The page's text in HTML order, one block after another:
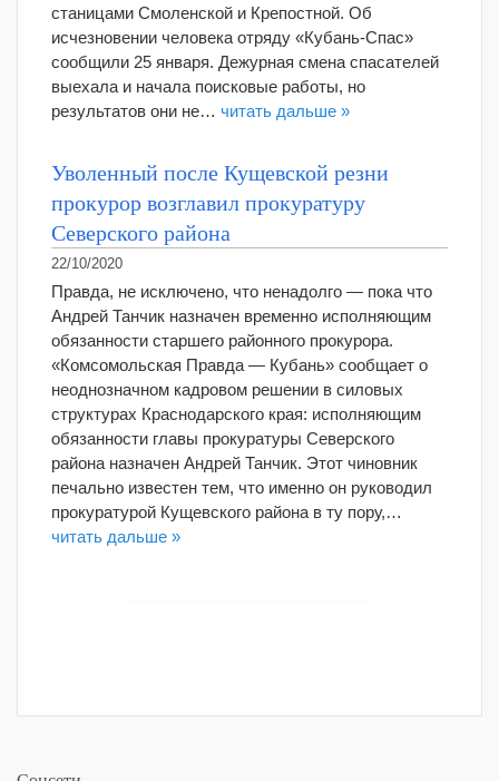
станицами Смоленской и Крепостной. Об
исчезновении человека отряду «Кубань-Спас»
сообщили 25 января. Дежурная смена спасателей
выехала и начала поисковые работы, но
результатов они не… читать дальше »
Уволенный после Кущевской резни
прокурор возглавил прокуратуру
Северского района
22/10/2020
Правда, не исключено, что ненадолго — пока что
Андрей Танчик назначен временно исполняющим
обязанности старшего районного прокурора.
«Комсомольская Правда — Кубань» сообщает о
неоднозначном кадровом решении в силовых
структурах Краснодарского края: исполняющим
обязанности главы прокуратуры Северского
района назначен Андрей Танчик. Этот чиновник
печально известен тем, что именно он руководил
прокуратурой Кущевского района в ту пору,…
читать дальше »